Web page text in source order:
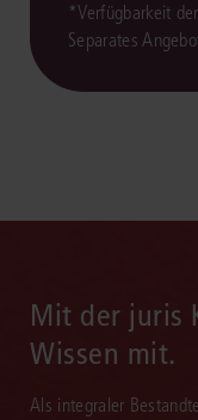
*Verfügbarkeit
Separates
Mit der juris
Wissen mit.
Als integraler